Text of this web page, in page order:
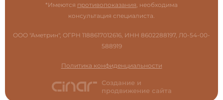
*Имеются противопоказания , необходима
консультация специалиста.
ООО "Аметрин", ОГРН 1188617012616, ИНН 8602288197, Л0-54-00-
588919
Политика конфиденциальности
Создание и
продвижение сайта